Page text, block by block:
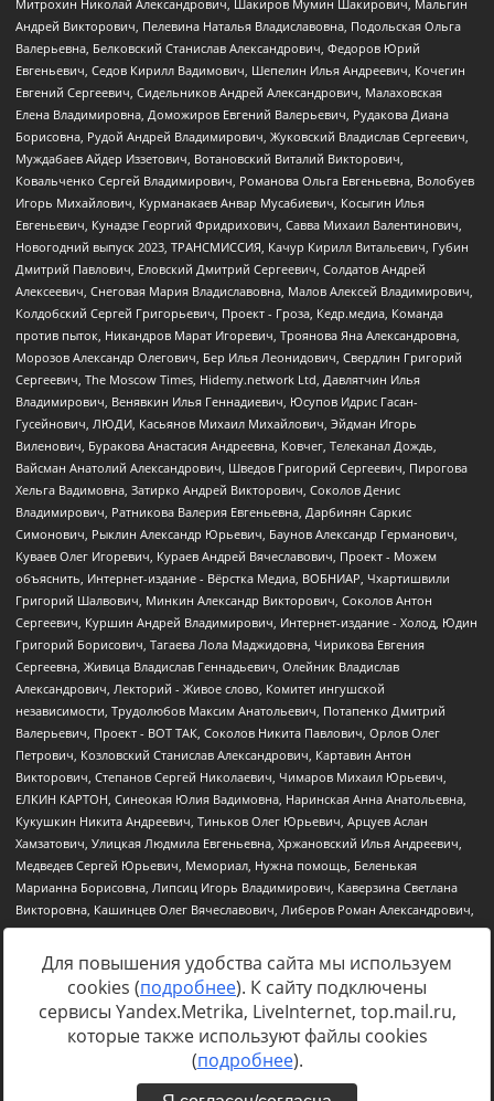
https://minjust.gov.ru/uploaded/files/reestr-
inostrannyih-agentov-22-03-2024.pdfданные на22.03.2024
Для повышения удобства сайта мы используем
cookies (подробнее). К сайту подключены
сервисы Yandex.Metrika, LiveInternet, top.mail.ru,
которые также используют файлы cookies
(подробнее).